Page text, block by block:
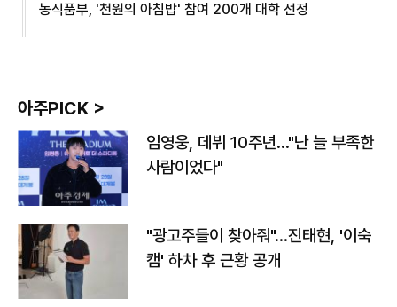
농식품부, '천원의 아침밥' 참여 200개 대학 선정
아주PICK >
임영웅, 데뷔 10주년…"난 늘 부족한
사람이었다"
"광고주들이 찾아줘"…진태현, '이숙
캠' 하차 후 근황 공개